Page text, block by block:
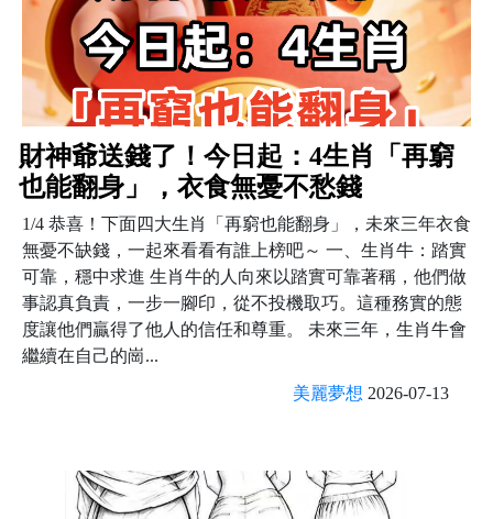
財神爺送錢了！今日起：4生肖「再窮
也能翻身」，衣食無憂不愁錢
1/4 恭喜！下面四大生肖「再窮也能翻身」，未來三年衣食
無憂不缺錢，一起來看看有誰上榜吧～ 一、生肖牛：踏實
可靠，穩中求進 生肖牛的人向來以踏實可靠著稱，他們做
事認真負責，一步一腳印，從不投機取巧。這種務實的態
度讓他們贏得了他人的信任和尊重。 未來三年，生肖牛會
繼續在自己的崗...
美麗夢想 2026-07-13